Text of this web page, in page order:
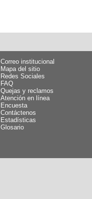
Correo institucional
Mapa del sitio
Redes Sociales
FAQ
Quejas y reclamos
Atención en línea
Encuesta
Contáctenos
Estadísticas
Glosario